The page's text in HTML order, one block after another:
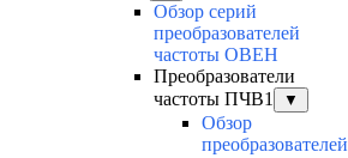
Обзор серий
преобразователей
частоты ОВЕН
Преобразователи
частоты ПЧВ1
▼
Обзор
преобразователей